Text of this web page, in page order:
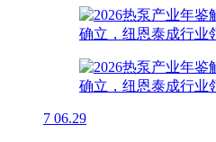
7 06.29